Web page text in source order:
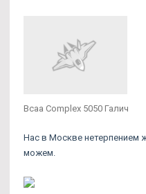
Bcaa Complex 5050 Галич
Нас в Москве нетерпением
можем.